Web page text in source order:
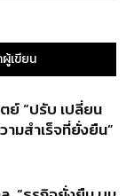
ผู้เขียน
“ปรับ เปลี่ยน
มสำเร็จที่ยั่งยืน”